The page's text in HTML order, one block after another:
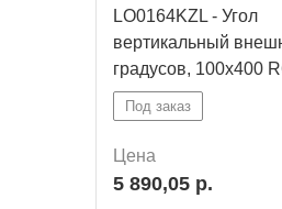
LO0164KZL - Угол
вертикальный
градусов, 100х400
ламельный
Под заказ
Цена
5 890,05 р.